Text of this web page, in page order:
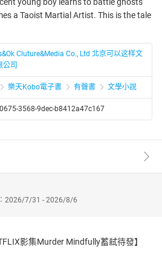
a Taoist Martial Artist. This is the tale
Cluture&Media Co., Ltd 北京可以这样文
公司
樂天Kobo電子書 有聲書 文學小說
3568-9dec-b8412a47c167
2026/7/31 - 2026/8/6
影集Murder Mindfully蓄弒待發】